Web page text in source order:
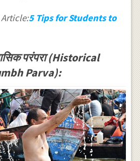
Article:5 Tips for Students to
परंपरा (Historical
Parva):